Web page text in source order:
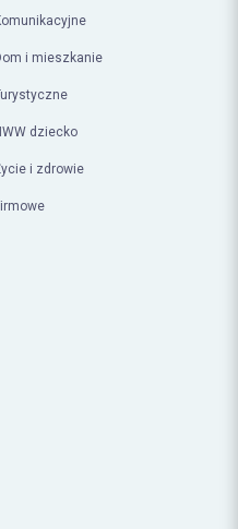
Dom i mieszkanie
NWW dziecko
Firmowe